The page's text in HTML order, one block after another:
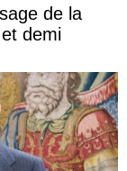
de la
demi